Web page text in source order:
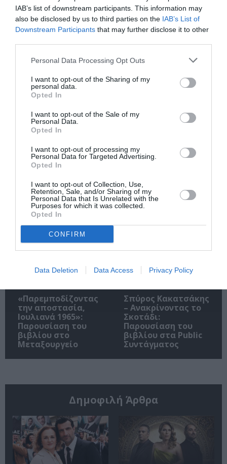
IAB’s list of downstream participants. This information may
also be disclosed by us to third parties on the IAB’s List of
Downstream Participants that may further disclose it to other
Personal Data Processing Opt Outs
I want to opt-out of the Sharing of my
personal data.
Opted In
I want to opt-out of the Sale of my
Personal Data.
Opted In
I want to opt-out of processing my
Personal Data for Targeted Advertising.
Opted In
I want to opt-out of Collection, Use,
Retention, Sale, and/or Sharing of my
Personal Data that Is Unrelated with the
Purposes for which it was collected.
Opted In
CONFIRM
Data Deletion Data Access Privacy Policy
Ακολουθήστε το Culturenow.gr
Η μακρά λίστα με
τις υποψηφιότητες
για το Βραβείο
Booker 2026
Έκθεση Βιβλίου
2026 στο Ναύπλιο
«Παρεμποδίζοντας
την αποστασία,
Ιουλιανά 1965»:
Παρουσίαση του
βιβλίου στο
Μεταξουργείο
Σπύρος Κακατσάκης
– Ανακρίνοντας το
Σκοτάδι:
Παρουσίαση του
βιβλίου στα Public
Συντάγματος
Δημοφιλή Άρθρα